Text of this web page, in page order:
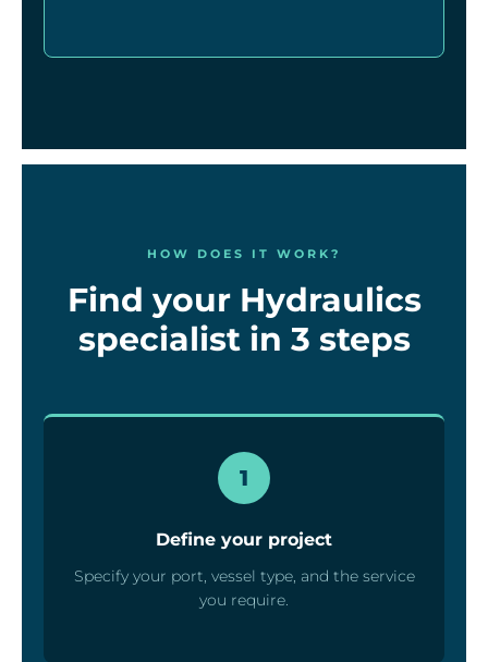
HOW DOES IT WORK?
Find your Hydraulics
specialist in 3 steps
1
Define your project
Specify your port, vessel type, and the service
you require.